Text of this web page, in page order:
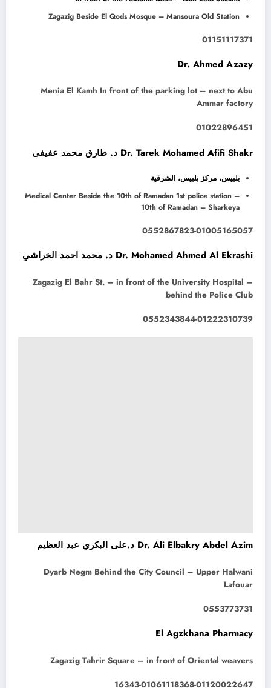
Zagazig Beside El Qods Mosque – Mansoura Old Station
01151117371
Dr. Ahmed Azazy
Menia El Kamh In front of the parking lot – next to Abu
Ammar factory
01022896451
Dr. Tarek Mohamed Afifi Shakr د. طارق محمد عفيفى
بلبيس، مركز بلبيس، الشرقية
Medical Center Beside the 10th of Ramadan 1st police station –
10th of Ramadan – Sharkeya
0552867823-01005165057
Dr. Mohamed Ahmed Al Ekrashi د. محمد احمد الخراشي
Zagazig El Bahr St. – in front of the University Hospital –
behind the Police Club
0552343844-01222310739
Dr. Ali Elbakry Abdel Azim د.على البكري عبد العظيم
Dyarb Negm Behind the City Council – Upper Halwani
Lafouar
0553773731
El Agzkhana Pharmacy
Zagazig Tahrir Square – in front of Oriental weavers
16343-01061118368-01120022647